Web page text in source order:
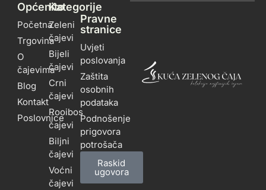
Općenito
Početna
Trgovina
O
čajevima
Blog
Kontakt
Poslovnice
Kategorije
Zeleni
čajevi
Bijeli
čajevi
Crni
čajevi
Rooibos
čajevi
Biljni
čajevi
Voćni
čajevi
Pravne
stranice
Uvjeti
poslovanja
Zaštita
osobnih
podataka
Podnošenje
prigovora
potrošača
Raskid
ugovora